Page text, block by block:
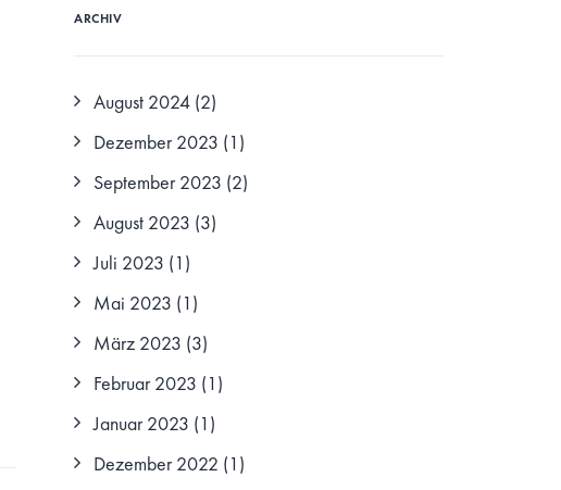
ARCHIV
August 2024 (2)
Dezember 2023 (1)
September 2023 (2)
August 2023 (3)
Juli 2023 (1)
Mai 2023 (1)
März 2023 (3)
Februar 2023 (1)
Januar 2023 (1)
Dezember 2022 (1)